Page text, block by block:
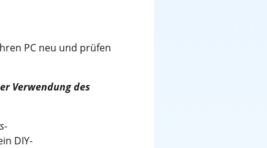
PC neu und prüfen
Verwendung des
DIY-